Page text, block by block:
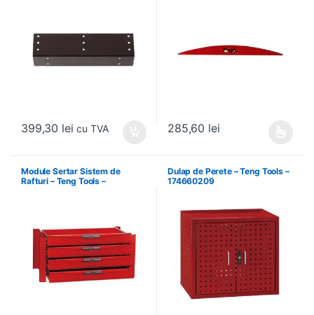
399,30 lei cu TVA 285,60 lei
Module Sertar Sistem de
Rafturi – Teng Tools –
Dulap de Perete – Teng Tools –
174660209